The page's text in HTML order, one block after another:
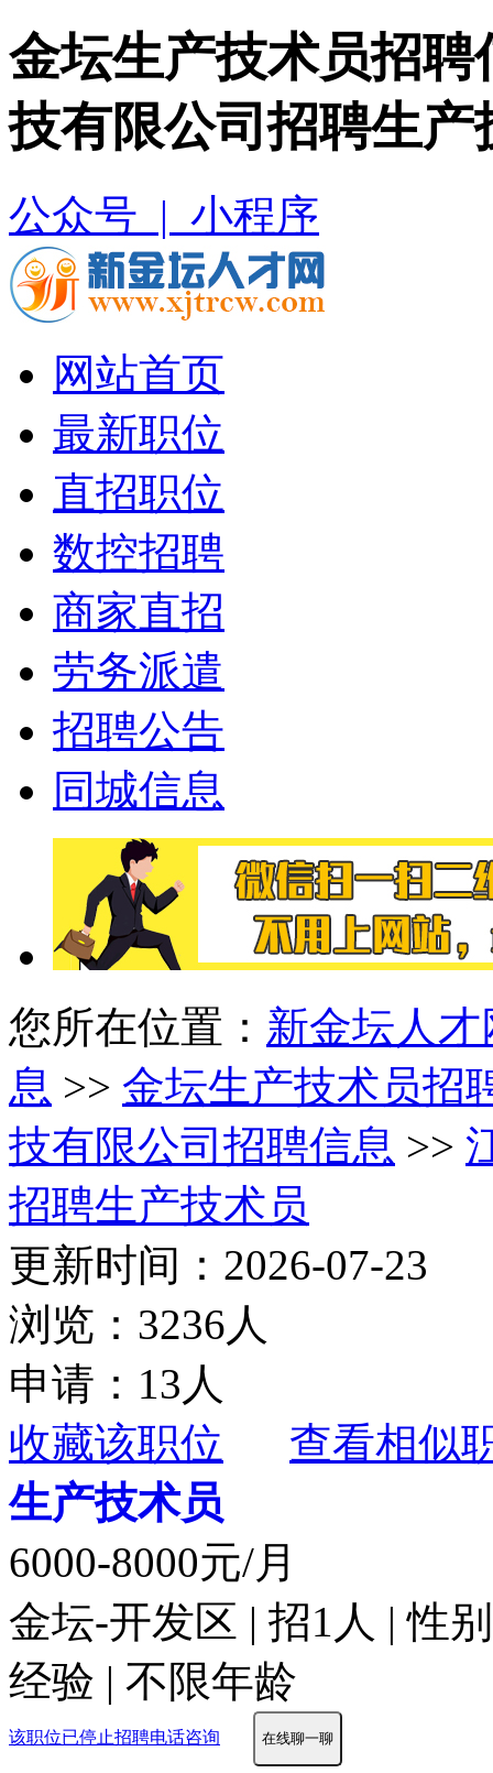
金坛生产技术员招
技有限公司招聘生产
公众号 | 小程序
网站首页
最新职位
直招职位
数控招聘
商家直招
劳务派遣
招聘公告
同城信息
您所在位置： 新金坛人才
息 >> 金坛生产技术员招
技有限公司招聘信息 >>
招聘生产技术员
更新时间：2026-07-23
浏览：3236人
申请：13人
收藏该职位
查看相似
生产技术员
6000-8000元/月
金坛-开发区 | 招1人 | 性
经验 | 不限年龄
该职位已停止招聘电话咨询 在线聊一聊